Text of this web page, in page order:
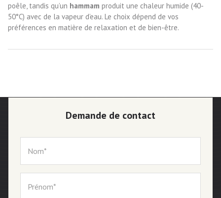
poêle, tandis qu’un hammam produit une chaleur humide (40-
50°C) avec de la vapeur d’eau. Le choix dépend de vos
préférences en matière de relaxation et de bien-être.
Demande de contact